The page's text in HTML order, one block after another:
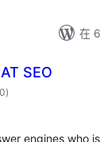
在
SEO
總
評)
engines who